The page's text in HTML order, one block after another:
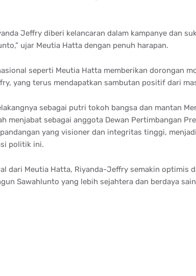
Jeffry diberi kelancaran dalam kampanye dan
ujar Meutia Hatta dengan penuh harapan.
seperti Meutia Hatta memberikan dorongan
yang terus mendapatkan sambutan positif dari
sebagai putri tokoh bangsa dan mantan
menjabat sebagai anggota Dewan Pertimbangan
yang visioner dan integritas tinggi,
politik ini.
dari Meutia Hatta, Riyanda-Jeffry semakin optimis
Sawahlunto yang lebih sejahtera dan berdaya